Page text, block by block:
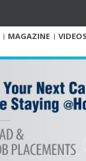
MAGAZINE VIDEOS